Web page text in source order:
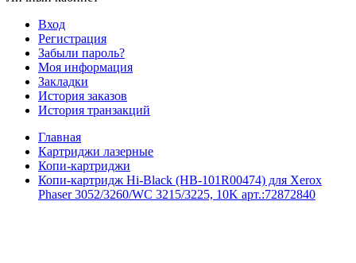
Вход
Регистрация
Забыли пароль?
Моя информация
Закладки
История заказов
История транзакций
Главная
Картриджи лазерные
Копи-картриджи
Копи-картридж Hi-Black (HB-101R00474) для Xerox
Phaser 3052/3260/WC 3215/3225, 10K арт.:72872840